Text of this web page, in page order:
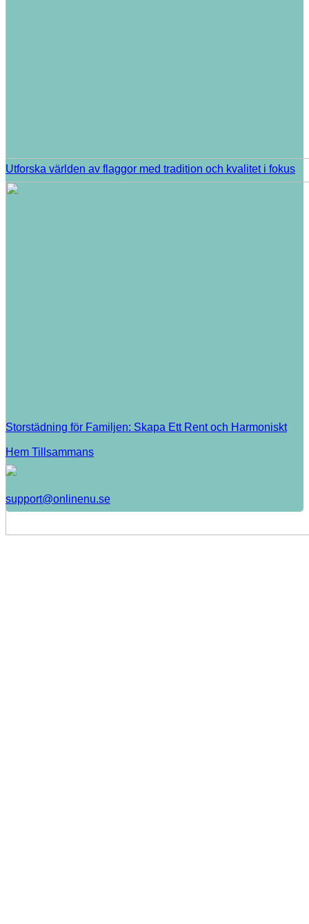
Utforska världen av flaggor med tradition och kvalitet i fokus
Storstädning för Familjen: Skapa Ett Rent och Harmoniskt
Hem Tillsammans
support@onlinenu.se